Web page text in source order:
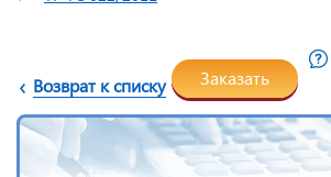
Возврат к списку Заказать